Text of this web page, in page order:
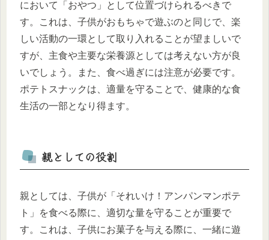
において「おやつ」として位置づけられるべきで
す。これは、子供がおもちゃで遊ぶのと同じで、楽
しい活動の一環として取り入れることが望ましいで
すが、主食や主要な栄養源としては考えない方が良
いでしょう。また、食べ過ぎには注意が必要です。
ポテトスナックは、適量を守ることで、健康的な食
生活の一部となり得ます。
親としての役割
親としては、子供が「それいけ！アンパンマンポテ
ト」を食べる際に、適切な量を守ることが重要で
す。これは、子供にお菓子を与える際に、一緒に遊